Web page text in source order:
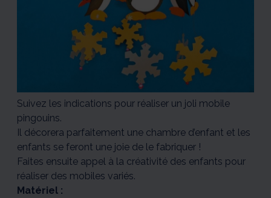
Suivez les indications pour réaliser un joli mobile
pingouins.
Il décorera parfaitement une chambre d’enfant et les
enfants se feront une joie de le fabriquer !
Faites ensuite appel à la créativité des enfants pour
réaliser des mobiles variés.
Matériel :